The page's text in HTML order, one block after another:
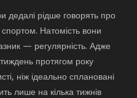
дедалі рідше говорять про
Натомість вони
— регулярність. Адже
протягом року
ніж ідеально сплановані
лише на кілька тижнів